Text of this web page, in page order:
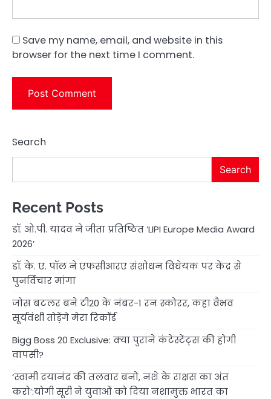
Save my name, email, and website in this
browser for the next time I comment.
Search
Search
Recent Posts
डॉ. ओ.पी. यादव ने जीता प्रतिष्ठित ‘LIPI Europe Media Award
2026’
डॉ. के. ए. पॉल ने एफसीआरए संशोधन विधेयक पर केंद्र से
पुनर्विचार मांगा
जोस बटलर बने टी20 के नंबर-1 रन स्कोरर, कहा वैभव
सूर्यवंशी तोड़ेंगे मेरा रिकॉर्ड
Bigg Boss 20 Exclusive: क्या पुराने कंटेस्टेंट्स की होगी
वापसी?
‘स्वामी दयानंद की तलवार बनो, नशे के राक्षस का अंत
करो’:योगी सूरी ने युवाओं को दिया नशामुक्त भारत का